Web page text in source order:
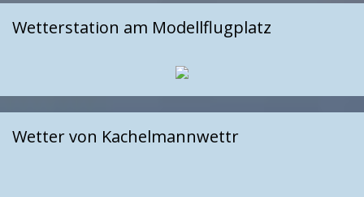
Wetterstation am Modellflugplatz
Wetter von Kachelmannwettr